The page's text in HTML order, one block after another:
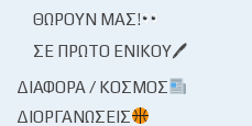
ΘΩΡΟΎΝ ΜΑΣ!
ΣΕ ΠΡΏΤΟ ΕΝΙΚΟΎ🖊
ΔΙΆΦΟΡΑ / ΚΌΣΜΟΣ
ΔΙΟΡΓΑΝΏΣΕΙΣ